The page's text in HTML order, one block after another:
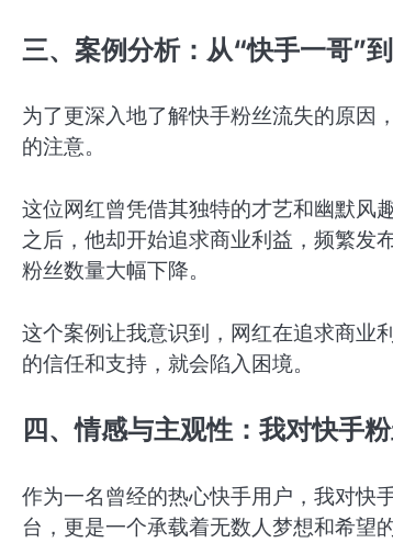
三、案例分析：从“快手一哥”
为了更深入地了解快手粉丝流失的原因
的注意。
这位网红曾凭借其独特的才艺和幽默风
之后，他却开始追求商业利益，频繁发
粉丝数量大幅下降。
这个案例让我意识到，网红在追求商业
的信任和支持，就会陷入困境。
四、情感与主观性：我对快手
作为一名曾经的热心快手用户，我对快
台，更是一个承载着无数人梦想和希望的